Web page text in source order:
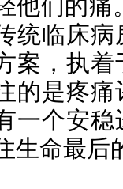
他们的痛
统临床
案，执
的是疼
一个安
生命最后